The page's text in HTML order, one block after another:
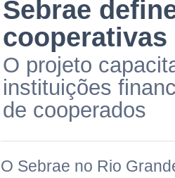
Sebrae
O projeto
instituições
de cooperados
O Sebrae no Rio